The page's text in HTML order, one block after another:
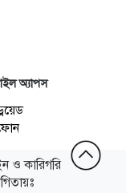
নিহতের পরিবারের
অ্যাপস
ও কারিগরি